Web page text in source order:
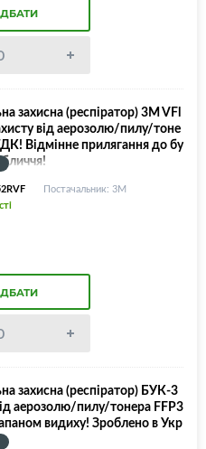
захисна (респіратор) 3M VFl
від аерозолю/пилу/тоне
Відмінне прилягання до бу
Постачальник: 3M
захисна (респіратор) БУК-3
аерозолю/пилу/тонера FFP3
видиху! Зроблено в Укр